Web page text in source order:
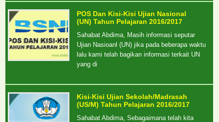
POS Dan Kisi-Kisi Ujian Nasional
(UN) Tahun Pelajaran 2016/2017
Sahabat Abdima, Masih informasi seputar
Ujian Nasioanl (UN) jika pada beberapa waktu
lalu kami telah bagikan informasi terkait UN
yang di
Kisi-Kisi Ujian Sekolah/Madrasah
(US/M) Tahun Pelajaran 2016/2017
Sahabat Abdima, Sebagaimana telah kita